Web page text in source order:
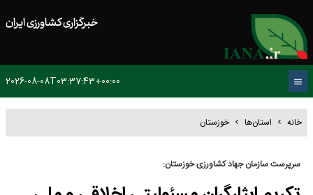
خبرگزاری کشاورزی ایران
2026-08-08T03:37:43+00:00
خانه استان‌ها خوزستان
سرپرست سازمان جهاد کشاورزی خوزستان: